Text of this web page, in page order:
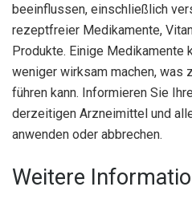
beeinflussen, einschließlich
rezeptfreier Medikamente,
Produkte. Einige Medikamente
weniger wirksam machen, was
führen kann. Informieren Sie
derzeitigen Arzneimittel und
anwenden oder abbrechen.
Weitere